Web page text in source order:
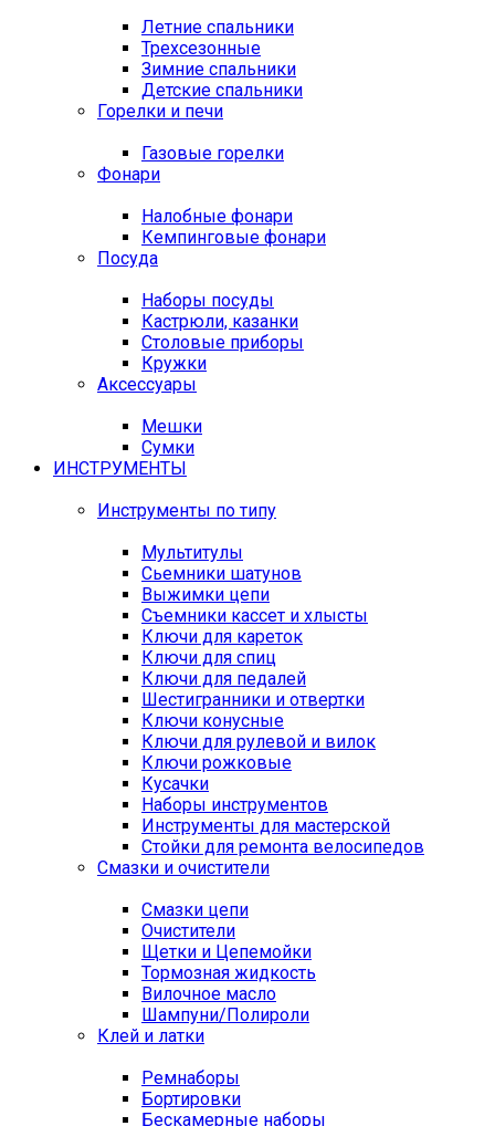
Летние спальники
Трехсезонные
Зимние спальники
Детские спальники
Горелки и печи
Газовые горелки
Фонари
Налобные фонари
Кемпинговые фонари
Посуда
Наборы посуды
Кастрюли, казанки
Столовые приборы
Кружки
Аксессуары
Мешки
Сумки
ИНСТРУМЕНТЫ
Инструменты по типу
Мультитулы
Сьемники шатунов
Выжимки цепи
Съемники кассет и хлысты
Ключи для кареток
Ключи для спиц
Ключи для педалей
Шестигранники и отвертки
Ключи конусные
Ключи для рулевой и вилок
Ключи рожковые
Кусачки
Наборы инструментов
Инструменты для мастерской
Стойки для ремонта велосипедов
Смазки и очистители
Смазки цепи
Очистители
Щетки и Цепемойки
Тормозная жидкость
Вилочное масло
Шампуни/Полироли
Клей и латки
Ремнаборы
Бортировки
Бескамерные наборы